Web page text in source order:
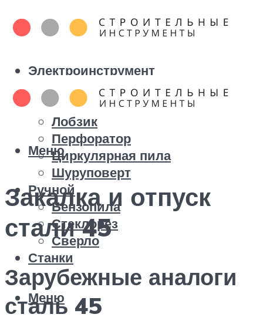
Электроинструмент
Болгарка
Дрель
Лобзик
Перфоратор
Циркулярная пила
Шуруповерт
Ручной
Бензопила
Стеклорез
Сверло
Станки
Меню
Меню
Закалка и отпуск
стали 45
Зарубежные аналоги
сталь 45